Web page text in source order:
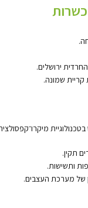
ירושלים.
קריית שמונה.
תקין.
ותשישות.
של מערכת העצבים.